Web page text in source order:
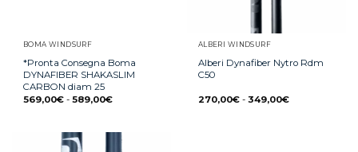
BOMA WINDSURF
*Pronta Consegna Boma
DYNAFIBER SHAKASLIM
CARBON diam 25
569,00€ - 589,00€
ALBERI WINDSURF
Alberi Dynafiber Nytro Rdm
C50
270,00€ - 349,00€